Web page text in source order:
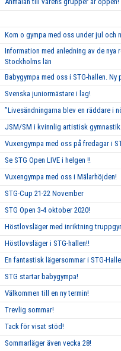
Kom o gympa med oss under jul och
Information med anledning av de nya
Stockholms län
Babygympa med oss i STG-hallen.
Svenska juniormästare i lag!
”Livesändningarna blev en räddare i
JSM/SM i kvinnlig artistisk gymnastik
Vuxengympa med oss på fredagar i
Se STG Open LIVE i helgen !!
Vuxengympa med oss i Mälarhöjden!
STG-Cup 21-22 November
STG Open 3-4 oktober 2020!
Höstlovsläger med inriktning
Höstlovsläger i STG-hallen!!
En fantastisk lägersommar i STG-
STG startar babygympa!
Välkommen till en ny termin!
Trevlig sommar!
Tack för visat stöd!
Sommarläger även vecka 28!